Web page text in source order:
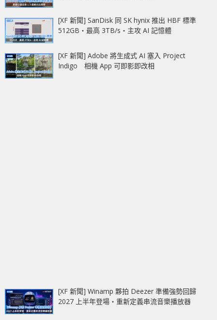
[XF 新聞] SanDisk 同 SK hynix 推出 HBF 標準
512GB‧最高 3TB/s‧主攻 AI 記憶體
[XF 新聞] Adobe 將生成式 AI 塞入 Project
Indigo 相機 App 可即影即改相
[XF 新聞] Winamp 夥拍 Deezer 準備強勢回歸
2027 上半年登場‧重新定義串流音樂播放器